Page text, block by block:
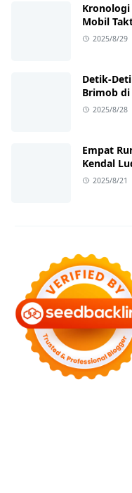
Kronologi
Mobil
Ternyata
2025/8/29
Detik-
Brimob
2025/8/28
Empat
Kendal
2025/8/21